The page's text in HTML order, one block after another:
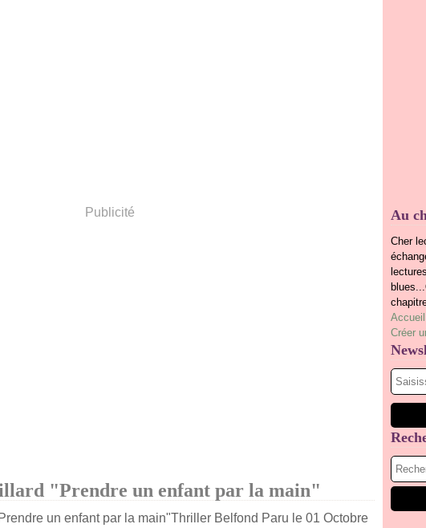
Publicité
"Prendre un enfant par la main"
Thriller Belfond Paru le 01 Octobre
Au
Cher
Créer